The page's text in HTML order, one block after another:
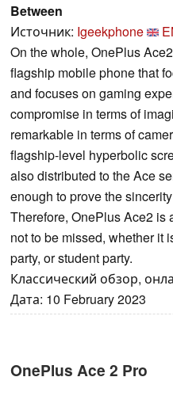
Between
Источник: Igeekphone
On the whole, OnePlus
flagship mobile phone that
and focuses on gaming
compromise in terms of
remarkable in terms of
flagship-level hyperbolic
also distributed to the Ace
enough to prove the
Therefore, OnePlus Ace2
not to be missed, whether it
party, or student party.
Классический обзор,
Дата: 10 February 2023
OnePlus Ace 2 Pro